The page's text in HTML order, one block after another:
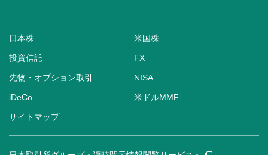
日本株 米国株
投資信託 FX
先物・オプション取引 NISA
iDeCo 米ドルMMF
サイトマップ